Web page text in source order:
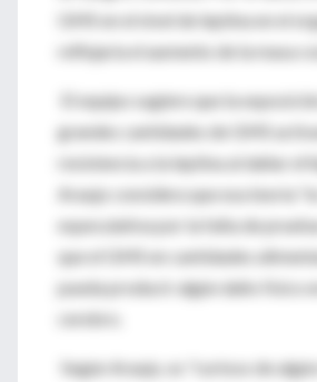
GMS en el nivel de leptina en el
reflejaría el aumento de la masa
El equipo sugiere que la
grandes cantidades de GMS
resistencia a la leptina al dañar el
Araujo considera que esa teoría
especulativa por la falta de
que el GMS en cantidades
pueda producir algún daño físico
cerebro.
Según Araujo, es "curioso de